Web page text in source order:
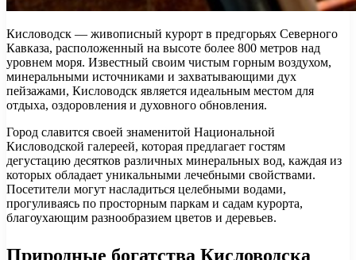
Кисловодск — живописный курорт в предгорьях Северного
Кавказа, расположенный на высоте более 800 метров над
уровнем моря. Известный своим чистым горным воздухом,
минеральными источниками и захватывающими дух
пейзажами, Кисловодск является идеальным местом для
отдыха, оздоровления и духовного обновления.
Город славится своей знаменитой Национальной
Кисловодской галереей, которая предлагает гостям
дегустацию десятков различных минеральных вод, каждая из
которых обладает уникальными лечебными свойствами.
Посетители могут насладиться целебными водами,
прогуливаясь по просторным паркам и садам курорта,
благоухающим разнообразием цветов и деревьев.
Природные богатства Кисловодска